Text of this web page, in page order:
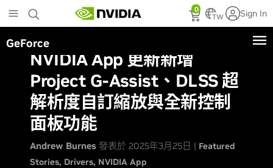
to
main
content
0
TW Sign In
GeForce
NVIDIA App 更新新增
Project G-Assist、DLSS 超
解析度自訂縮放與全新控制
面板功能
Andrew Burnes 發表於 2025年3月25日 | Featured
Stories Drivers NVIDIA App